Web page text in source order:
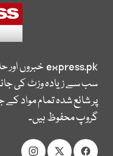
express.pkخبروں
سب سے زیادہ وزٹ کی
پر شائع شدہ تمام مواد
گروپ محفوظ ہیں۔